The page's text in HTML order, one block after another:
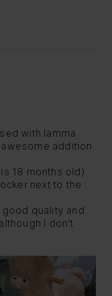
with lamma
addition
18 months old)
next to the
quality and
I don't